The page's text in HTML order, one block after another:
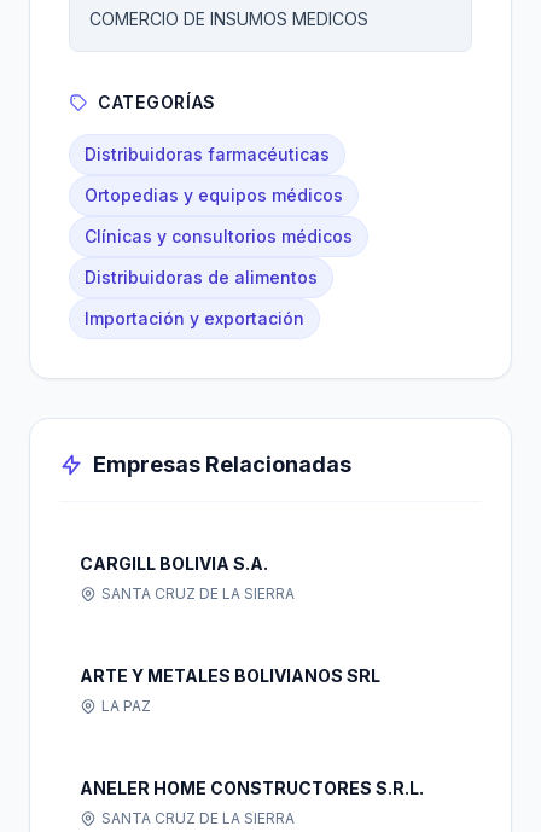
COMERCIO DE INSUMOS MEDICOS
CATEGORÍAS
Distribuidoras farmacéuticas
Ortopedias y equipos médicos
Clínicas y consultorios médicos
Distribuidoras de alimentos
Importación y exportación
Empresas Relacionadas
CARGILL BOLIVIA S.A.
SANTA CRUZ DE LA SIERRA
ARTE Y METALES BOLIVIANOS SRL
LA PAZ
ANELER HOME CONSTRUCTORES S.R.L.
SANTA CRUZ DE LA SIERRA